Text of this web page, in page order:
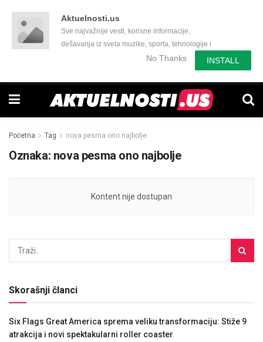
Aktuelnosti.us
Sve najvažnije vesti, korisne informacije,
dešavanja iz sveta muzike, sporta, tehnologije i
još mnogo toga zanimljivog.No Thanks INSTALL
Početna Tag nova pesma ono najbolje
Oznaka: nova pesma ono najbolje
Kontent nije dostupan
Skorašnji članci
Six Flags Great America sprema veliku transformaciju: Stiže 9
atrakcija i novi spektakularni roller coaster